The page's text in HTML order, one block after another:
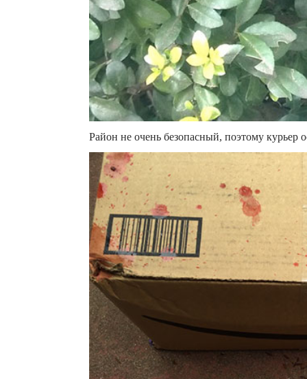
Район не очень безопасный, поэтому курьер